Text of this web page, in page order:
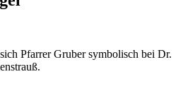
Pfarrer Gruber symbolisch bei Dr.